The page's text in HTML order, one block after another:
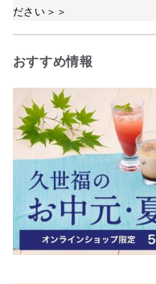
ださい＞＞
おすすめ情報